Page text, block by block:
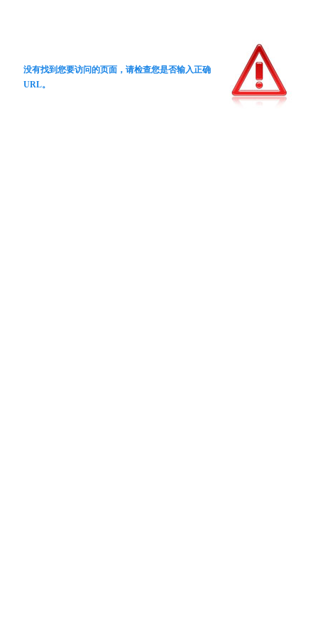
没有找到您要访问的页面，请检查您是否输入正确
URL。